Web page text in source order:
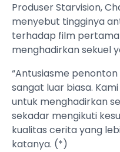
Produser Starvision,
menyebut tingginya
terhadap film
menghadirkan sekuel
“Antusiasme
sangat luar biasa.
untuk menghadirkan
sekadar mengikuti
kualitas cerita yang
katanya. (*)